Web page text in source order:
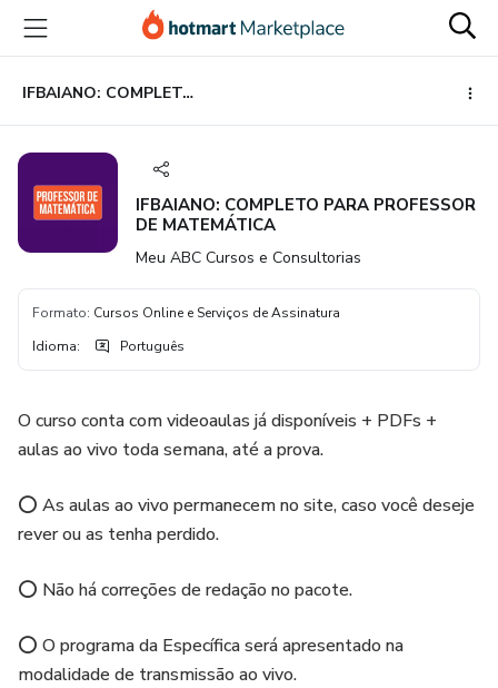
para
conteúdo
principal
para
pagamento
para
rodapé
IFBAIANO: COMPLETO PARA PROFESSOR DE MATEMÁTICA
IFBAIANO: COMPLETO PARA PROFESSOR
DE MATEMÁTICA
Meu ABC Cursos e Consultorias
Formato: Cursos Online e Serviços de Assinatura
Idioma: Português
O curso conta com videoaulas já disponíveis + PDFs +
aulas ao vivo toda semana, até a prova.
⭕ As aulas ao vivo permanecem no site, caso você deseje
rever ou as tenha perdido.
⭕ Não há correções de redação no pacote.
⭕ O programa da Específica será apresentado na
modalidade de transmissão ao vivo.